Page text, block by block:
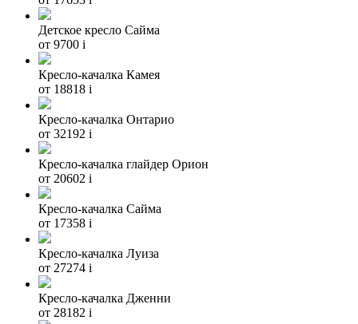
Детское кресло Сайма
от 9700 i
Кресло-качалка Камея
от 18818 i
Кресло-качалка Онтарио
от 32192 i
Кресло-качалка глайдер Орион
от 20602 i
Кресло-качалка Сайма
от 17358 i
Кресло-качалка Луиза
от 27274 i
Кресло-качалка Дженни
от 28182 i